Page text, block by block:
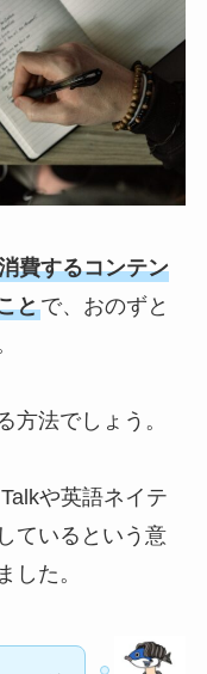
費するコンテン
とで、おのずと
方法でしょう。
や英語ネイテ
ているという意
した。